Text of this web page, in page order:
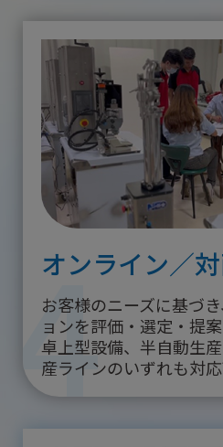
4
オンライン／
お客様のニーズに基づ
ョンを評価・選定・提案
卓上型設備、半自動生
産ラインのいずれも対応